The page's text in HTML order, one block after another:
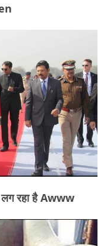
लग रहा है Awww